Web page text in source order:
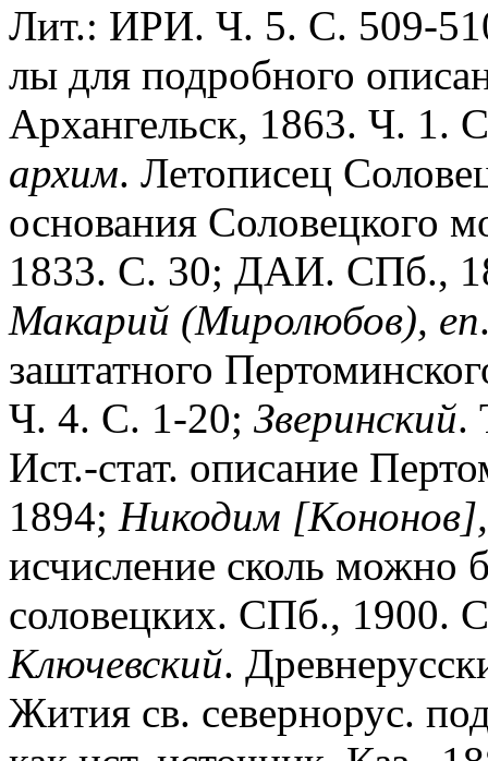
Лит.: ИРИ. Ч. 5. С. 509-
лы для подробного
Архангельск, 1863. Ч. 1.
архим. Летописец
основания Соловецкого
1833. С. 30; ДАИ. СПб.,
Макарий (Миролюбов), еп
заштатного
Ч. 4. С. 1-20; Зверинский.
Ист.-стат. описание
1894; Никодим [Кононов],
исчисление сколь можно
соловецких. СПб., 1900.
Ключевский.
Жития св. севернорус.